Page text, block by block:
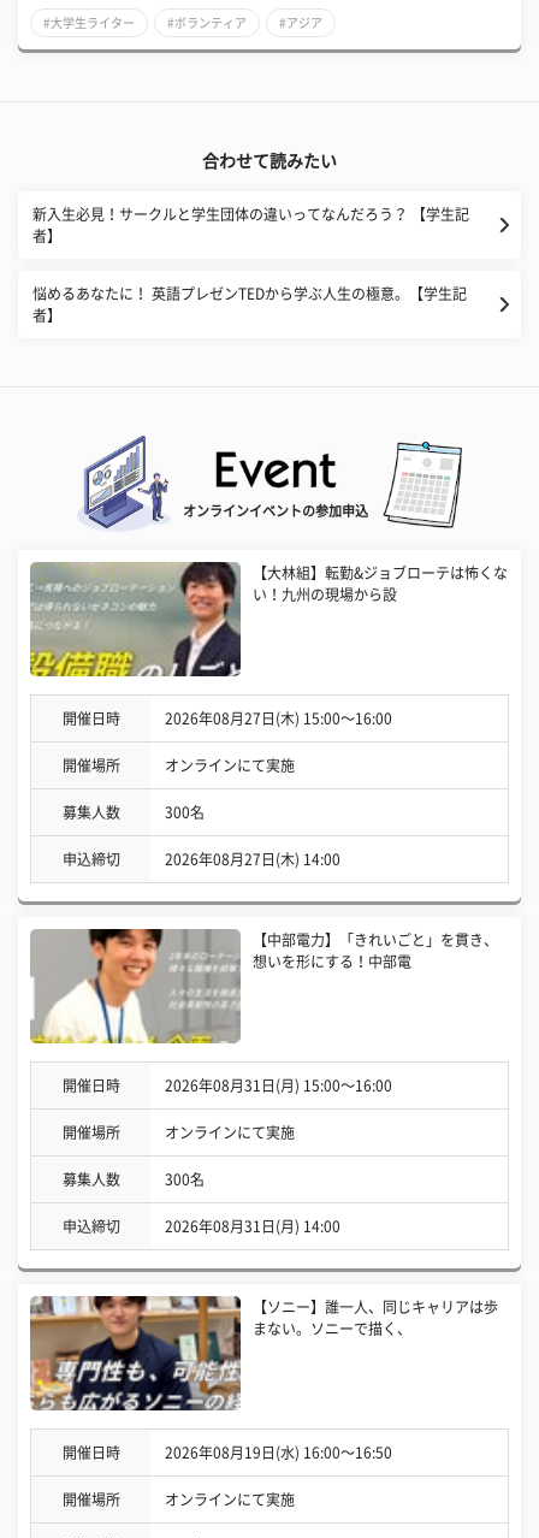
#大学生ライター #ボランティア #アジア
合わせて読みたい
新入生必見！サークルと学生団体の違いってなんだろう？ 【学生記
者】
悩めるあなたに！ 英語プレゼンTEDから学ぶ人生の極意。【学生記
者】
オンラインイベントの参加申込
【大林組】転勤&ジョブローテは怖くな
い！九州の現場から設
開催日時 2026年08月27日(木) 15:00〜16:00
開催場所 オンラインにて実施
募集人数 300名
申込締切 2026年08月27日(木) 14:00
【中部電力】「きれいごと」を貫き、
想いを形にする！中部電
開催日時 2026年08月31日(月) 15:00〜16:00
開催場所 オンラインにて実施
募集人数 300名
申込締切 2026年08月31日(月) 14:00
【ソニー】誰一人、同じキャリアは歩
まない。ソニーで描く、
開催日時 2026年08月19日(水) 16:00〜16:50
開催場所 オンラインにて実施